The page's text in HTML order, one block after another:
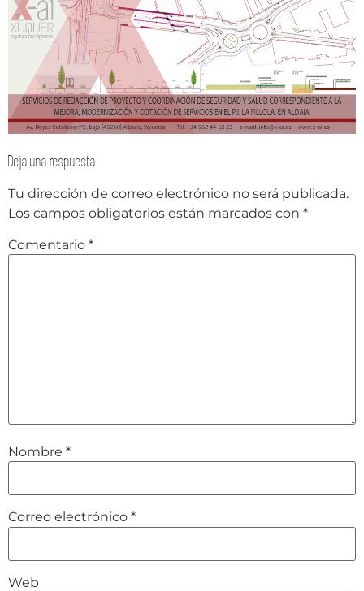
Deja una respuesta
Tu dirección de correo electrónico no será publicada.
Los campos obligatorios están marcados con *
Comentario *
Nombre *
Correo electrónico *
Web